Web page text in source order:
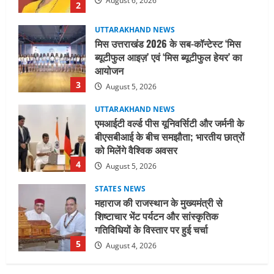
3 August 5, 2026
4
UTTARAKHAND NEWS
एमआईटी वर्ल्ड पीस यूनिवर्सिटी और जर्मनी के
बीएसबीआई के बीच समझौता; भारतीय छात्रों
को मिलेंगे वैश्विक अवसर
August 5, 2026
5
STATES NEWS
महाराज की राजस्थान के मुख्यमंत्री से
शिष्टाचार भेंट पर्यटन और सांस्कृतिक
गतिविधियों के विस्तार पर हुई चर्चा
August 4, 2026
1
UTTARAKHAND NEWS
जिलाधिकारी/जिला निर्वाचन अधिकारी ने
सहसपुर विधानसभा क्षेत्र के पोलिंग बूथों का
निरीक्षण कर एसआईआर आपत्ति निस्तारण
शिविर की व्यवस्थाओं का लिया जायजा